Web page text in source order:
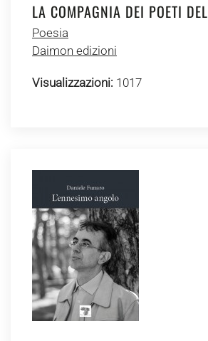
LA COMPAGNIA DEI POETI
Poesia
Daimon edizioni
Visualizzazioni: 1017